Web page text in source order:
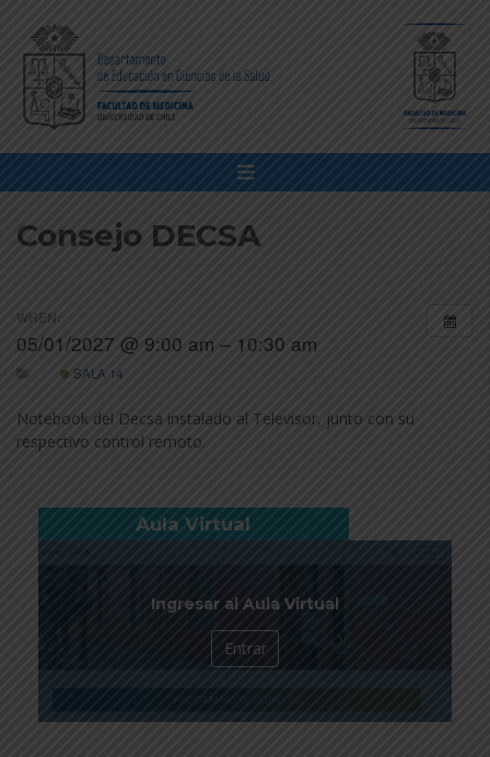
Consejo DECSA
WHEN:
05/01/2027 @ 9:00 am – 10:30 am
SALA 14
Notebook del Decsa instalado al Televisor, junto con su
respectivo control remoto.
Aula Virtual
Ingresar al Aula Virtual
Entrar